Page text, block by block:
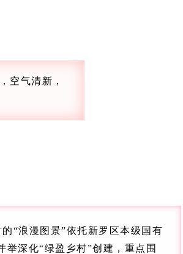
空气清新，
“浪漫图景”依托新罗区本级国有
深化“绿盈乡村”创建，重点围